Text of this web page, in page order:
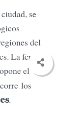
se
del
La feria
el
los
.